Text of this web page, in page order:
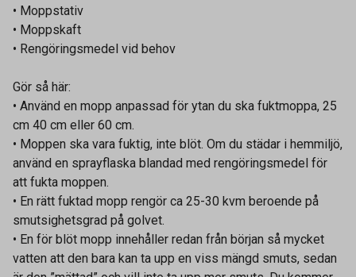
• Moppstativ
• Moppskaft
• Rengöringsmedel vid behov
Gör så här:
• Använd en mopp anpassad för ytan du ska fuktmoppa, 25
cm 40 cm eller 60 cm.
• Moppen ska vara fuktig, inte blöt. Om du städar i hemmiljö,
använd en sprayflaska blandad med rengöringsmedel för
att fukta moppen.
• En rätt fuktad mopp rengör ca 25-30 kvm beroende på
smutsighetsgrad på golvet.
• En för blöt mopp innehåller redan från början så mycket
vatten att den bara kan ta upp en viss mängd smuts, sedan